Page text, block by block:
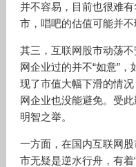
并不容易，目前也很难
市，唱吧的估值可能并不
其三，互联网股市动荡
网企业过的并不“如意”
现了市值大幅下滑的情
网企业也没能避免。受
明智之举。
一方面，在国内互联网
市无疑是逆水行舟，有